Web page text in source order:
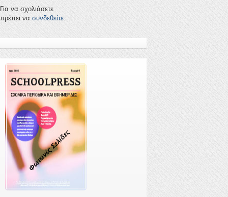
Για να σχολιάσετε
πρέπει να συνδεθείτε
Φωτεινές Σελίδες